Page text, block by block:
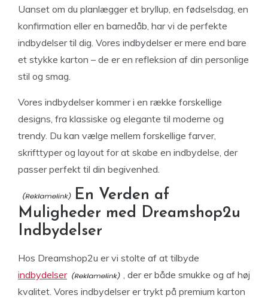
Uanset om du planlægger et bryllup, en fødselsdag, en
konfirmation eller en barnedåb, har vi de perfekte
indbydelser til dig. Vores indbydelser er mere end bare
et stykke karton – de er en refleksion af din personlige
stil og smag.
Vores indbydelser kommer i en række forskellige
designs, fra klassiske og elegante til moderne og
trendy. Du kan vælge mellem forskellige farver,
skrifttyper og layout for at skabe en indbydelse, der
passer perfekt til din begivenhed.
En Verden af
Muligheder med Dreamshop2u
Indbydelser
Hos Dreamshop2u er vi stolte af at tilbyde
indbydelser
, der er både smukke og af høj
kvalitet. Vores indbydelser er trykt på premium karton